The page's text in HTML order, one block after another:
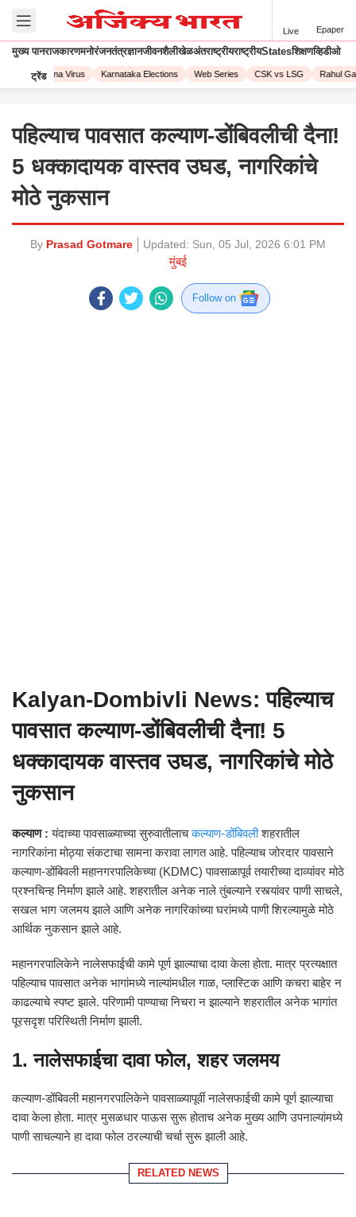
Live Epaper
मुख्य पानराजकारणमनोरंजनतंत्रज्ञानजीवनशैलीखेळअंतराष्ट्रीयराष्ट्रीयStatesशिक्षणव्हिडीओ
ट्रेंड
Corona Virus Karnataka Elections Web Series CSK vs LSG Rahul
पहिल्याच पावसात कल्याण-डोंबिवलीची दैना!
5 धक्कादायक वास्तव उघड, नागरिकांचे
मोठे नुकसान
By Prasad Gotmare Updated: Sun, 05 Jul, 2026 6:01 PM
मुंबई
Follow on
Kalyan-Dombivli News: पहिल्याच
पावसात कल्याण-डोंबिवलीची दैना! 5
धक्कादायक वास्तव उघड, नागरिकांचे मोठे
नुकसान
कल्याण : यंदाच्या पावसाळ्याच्या सुरुवातीलाचकल्याण-डोंबिवलीशहरातील
नागरिकांना मोठ्या संकटाचा सामना करावा लागत आहे. पहिल्याच जोरदार पावसाने
कल्याण-डोंबिवली महानगरपालिकेच्या (KDMC) पावसाळापूर्व तयारीच्या दाव्यांवर मोठे
प्रश्नचिन्ह निर्माण झाले आहे. शहरातील अनेक नाले तुंबल्याने रस्त्यांवर पाणी साचले,
सखल भाग जलमय झाले आणि अनेक नागरिकांच्या घरांमध्ये पाणी शिरल्यामुळे मोठे
आर्थिक नुकसान झाले आहे.
महानगरपालिकेने नालेसफाईची कामे पूर्ण झाल्याचा दावा केला होता. मात्र प्रत्यक्षात
पहिल्याच पावसात अनेक भागांमध्ये नाल्यांमधील गाळ, प्लास्टिक आणि कचरा बाहेर न
काढल्याचे स्पष्ट झाले. परिणामी पाण्याचा निचरा न झाल्याने शहरातील अनेक भागांत
पूरसदृश परिस्थिती निर्माण झाली.
1. नालेसफाईचा दावा फोल, शहर जलमय
कल्याण-डोंबिवली महानगरपालिकेने पावसाळ्यापूर्वी नालेसफाईची कामे पूर्ण झाल्याचा
दावा केला होता. मात्र मुसळधार पाऊस सुरू होताच अनेक मुख्य आणि उपनाल्यांमध्ये
पाणी साचल्याने हा दावा फोल ठरल्याची चर्चा सुरू झाली आहे.
RELATED NEWS